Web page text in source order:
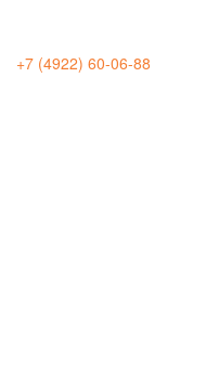
+7 (4922) 60-06-88